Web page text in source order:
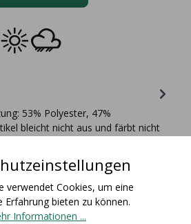
53% Polyester, 47%
bleicht nicht aus und färbt nicht
verwendet Cookies, um eine
Erfahrung bieten zu können.
Informationen ...